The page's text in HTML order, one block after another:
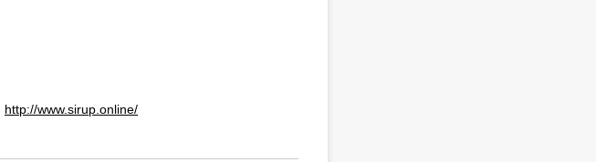
http://www.sirup.online/